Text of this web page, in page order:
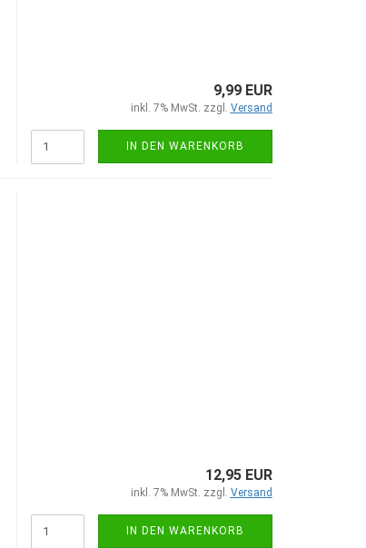
9,99 EUR
inkl. 7% MwSt. zzgl. Versand
IN DEN WARENKORB
12,95 EUR
inkl. 7% MwSt. zzgl. Versand
IN DEN WARENKORB